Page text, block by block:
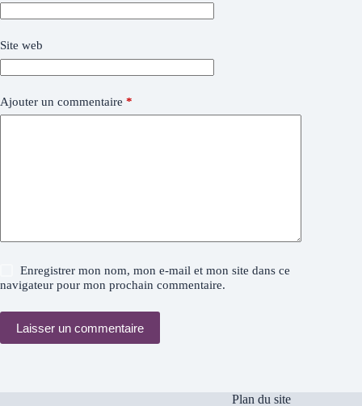
Site web
Ajouter un commentaire *
Enregistrer mon nom, mon e-mail et mon site dans ce
navigateur pour mon prochain commentaire.
Laisser un commentaire
Plan du site